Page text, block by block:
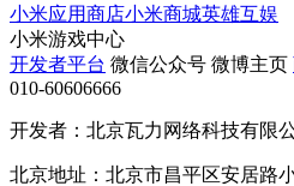
小米应用商店小米商城英雄互娱
小米游戏中心
开发者平台 微信公众号 微博主页
010-60606666
开发者：北京瓦力网络科技有限
北京地址：北京市昌平区安居路